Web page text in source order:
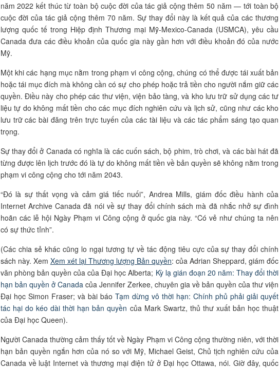
năm 2022 kết thúc từ toàn bộ cuộc đời của tác giả cộng thêm 50 năm — tới toàn bộ
cuộc đời của tác giả cộng thêm 70 năm. Sự thay đổi này là kết quả của các thương
lượng quốc tế trong Hiệp định Thương mại Mỹ-Mexico-Canada (USMCA), yêu cầu
Canada đưa các điều khoản của quốc gia này gần hơn với điều khoản đó của nước
Mỹ.
Một khi các hạng mục nằm trong phạm vi công cộng, chúng có thể được tái xuất bản
hoặc tái mục đích mà không cần có sự cho phép hoặc trả tiền cho người nắm giữ các
quyền. Điều này cho phép các thư viện, viện bảo tàng, và kho lưu trữ sử dụng các tư
liệu tự do không mất tiền cho các mục đích nghiên cứu và lịch sử, cũng như các kho
lưu trữ các bài đăng trên trực tuyến của các tài liệu và các tác phẩm sáng tạo quan
trọng.
Sự thay đổi ở Canada có nghĩa là các cuốn sách, bộ phim, trò chơi, và các bài hát đã
từng được lên lịch trước đó là tự do không mất tiền về bản quyền sẽ không nằm trong
phạm vi công cộng cho tới năm 2043.
“Đó là sự thất vọng và cảm giá tiếc nuối”, Andrea Mills, giám đốc điều hành của
Internet Archive Canada đã nói về sự thay đổi chính sách mà đã nhắc nhở sự đình
hoãn các lễ hội Ngày Phạm vi Công cộng ở quốc gia này. “Có vẻ như chúng ta nên
có sự thức tỉnh”.
(Các chia sẻ khác cũng lo ngại tương tự về tác động tiêu cực của sự thay đổi chính
sách này. Xem Xem xét lại Thương lượng Bản quyền: của Adrian Sheppard, giám đốc
văn phòng bản quyền của của Đại học Alberta; Kỳ lạ gián đoạn 20 năm: Thay đổi thời
hạn bản quyền ở Canadacủa Jennifer Zerkee, chuyên gia về bản quyền của thư viện
Đại học Simon Fraser; và bài báo Tạm dừng vô thời hạn: Chính phủ phải giải quyết
tác hại do kéo dài thời hạn bản quyền của Mark Swartz, thủ thư xuất bản học thuật
của Đại học Queen).
Người Canada thường cảm thấy tốt về Ngày Phạm vi Công cộng thường niên, với thời
hạn bản quyền ngắn hơn của nó so với Mỹ, Michael Geist, Chủ tịch nghiên cứu của
Canada về luật Internet và thương mại điện tử ở Đại học Ottawa, nói. Giờ đây, quốc